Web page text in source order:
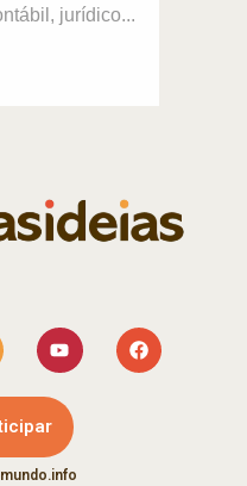
jurídico...